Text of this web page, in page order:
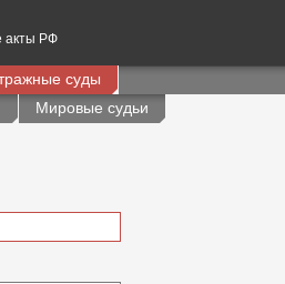
акты РФ
суды
Мировые судьи